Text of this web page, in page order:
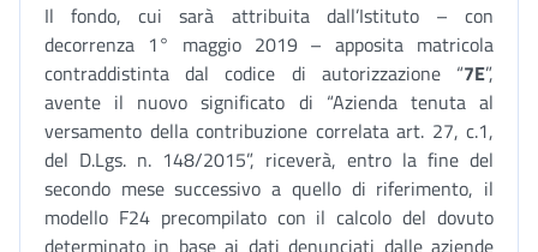
Il fondo, cui sarà attribuita dall’Istituto – con
decorrenza 1° maggio 2019 – apposita matricola
contraddistinta dal codice di autorizzazione “7E”,
avente il nuovo significato di “Azienda tenuta al
versamento della contribuzione correlata art. 27, c.1,
del D.Lgs. n. 148/2015”, riceverà, entro la fine del
secondo mese successivo a quello di riferimento, il
modello F24 precompilato con il calcolo del dovuto
determinato in base ai dati denunciati dalle aziende